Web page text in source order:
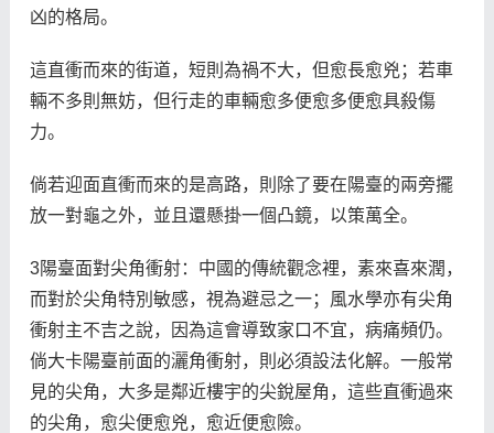
凶的格局。
這直衝而來的街道，短則為禍不大，但愈長愈兇；若車
輛不多則無妨，但行走的車輛愈多便愈多便愈具殺傷
力。
倘若迎面直衝而來的是高路，則除了要在陽臺的兩旁擺
放一對龜之外，並且還懸掛一個凸鏡，以策萬全。
3陽臺面對尖角衝射：中國的傳統觀念裡，素來喜來潤，
而對於尖角特別敏感，視為避忌之一；風水學亦有尖角
衝射主不吉之說，因為這會導致家口不宜，病痛頻仍。
倘大卡陽臺前面的灑角衝射，則必須設法化解。一般常
見的尖角，大多是鄰近樓宇的尖銳屋角，這些直衝過來
的尖角，愈尖便愈兇，愈近便愈險。